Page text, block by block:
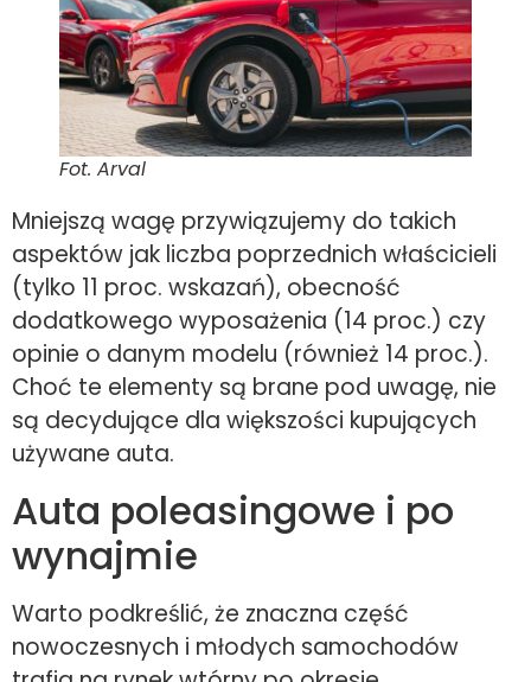
Fot. Arval
Mniejszą wagę przywiązujemy do takich
aspektów jak liczba poprzednich właścicieli
(tylko 11 proc. wskazań), obecność
dodatkowego wyposażenia (14 proc.) czy
opinie o danym modelu (również 14 proc.).
Choć te elementy są brane pod uwagę, nie
są decydujące dla większości kupujących
używane auta.
Auta poleasingowe i po
wynajmie
Warto podkreślić, że znaczna część
nowoczesnych i młodych samochodów